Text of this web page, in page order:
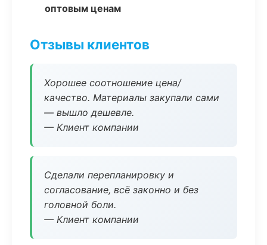
оптовым ценам
Отзывы клиентов
Хорошее соотношение цена/
качество. Материалы закупали сами
— вышло дешевле.
— Клиент компании
Сделали перепланировку и
согласование, всё законно и без
головной боли.
— Клиент компании